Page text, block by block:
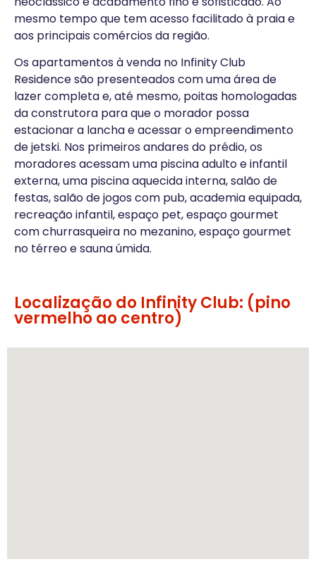
mesmo tempo que tem acesso facilitado à praia e
aos principais comércios da região.
Os apartamentos à venda no Infinity Club
Residence são presenteados com uma área de
lazer completa e, até mesmo, poitas homologadas
da construtora para que o morador possa
estacionar a lancha e acessar o empreendimento
de jetski. Nos primeiros andares do prédio, os
moradores acessam uma piscina adulto e infantil
externa, uma piscina aquecida interna, salão de
festas, salão de jogos com pub, academia equipada,
recreação infantil, espaço pet, espaço gourmet
com churrasqueira no mezanino, espaço gourmet
no térreo e sauna úmida.
Localização do Infinity Club: (pino
vermelho ao centro)